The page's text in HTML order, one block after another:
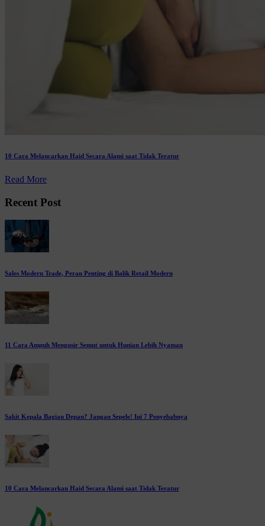
10 Cara Melancarkan Haid Secara Alami saat Tidak Teratur
Read More
Recent Post
Sales Modern Trade, Peran Penting di Balik Retail Modern
11 Cara Ampuh Mengusir Semut untuk Hunian Lebih Nyaman
Sakit Kepala Bagian Depan? Jangan Sepele! Ini 7 Penyebabnya
10 Cara Melancarkan Haid Secara Alami saat Tidak Teratur